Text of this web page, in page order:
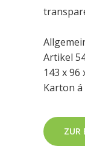
Artikel
143 x
Karton á
ZUR